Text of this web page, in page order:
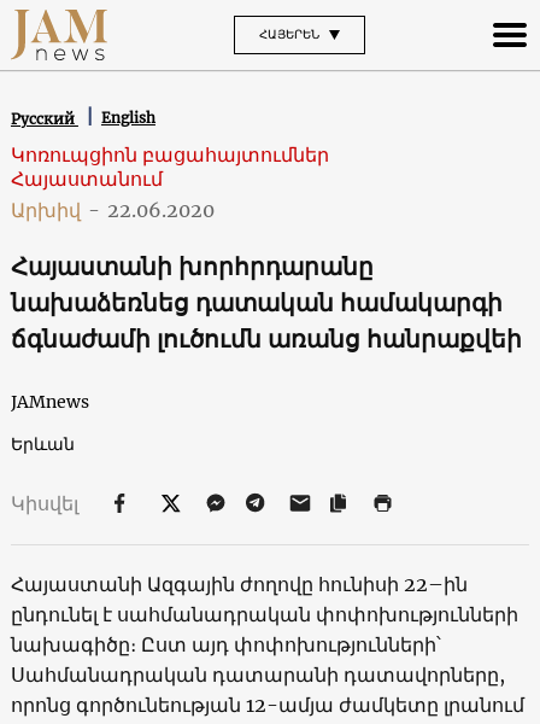
ՀԱՅԵՐԵՆ
Русский English
Կոռուպցիոն բացահայտումներ
Հայաստանում
Արխիվ - 22.06.2020
Հայաստանի խորհրդարանը
նախաձեռնեց դատական համակարգի
ճգնաժամի լուծումն առանց հանրաքվեի
JAMnews
Երևան
Կիսվել
Հայաստանի Ազգային ժողովը հունիսի 22–ին
ընդունել է սահմանադրական փոփոխությունների
նախագիծը։ Ըստ այդ փոփոխությունների՝
Սահմանադրական դատարանի դատավորները,
որոնց գործունեության 12-ամյա ժամկետը լրանում